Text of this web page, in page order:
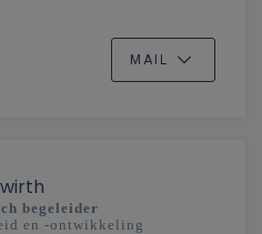
MAIL
begeleider
en -ontwikkeling